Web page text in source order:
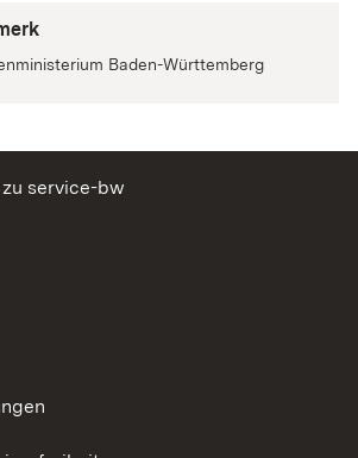
Baden-Württemberg
service-bw